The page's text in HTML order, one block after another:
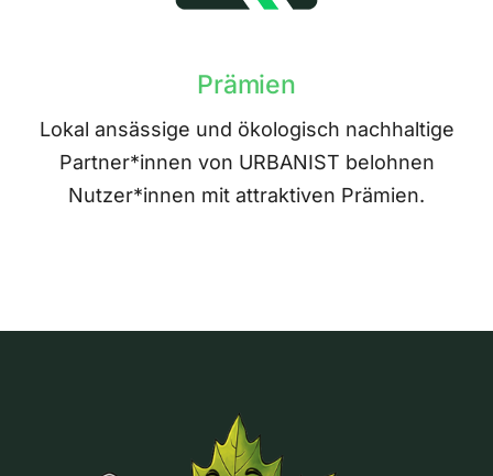
Prämien
Lokal ansässige und ökologisch nachhaltige
Partner*innen von URBANIST belohnen
Nutzer*innen mit attraktiven Prämien.